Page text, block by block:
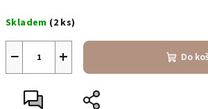
cena:
Skladem (2 ks)
+
− Do